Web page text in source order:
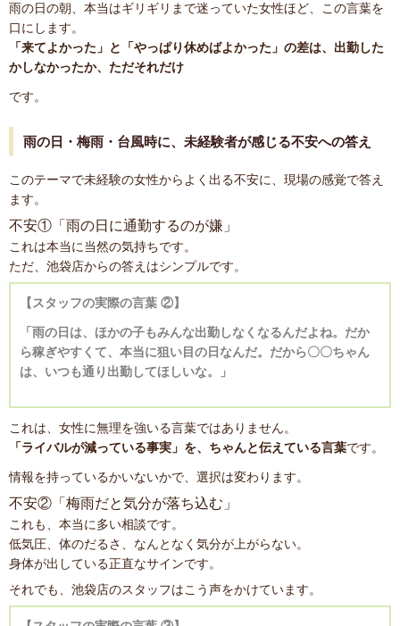
雨の日の朝、本当はギリギリまで迷っていた女性ほど、この言葉を
口にします。
「来てよかった」と「やっぱり休めばよかった」の差は、出勤した
かしなかったか、ただそれだけ
です。
雨の日・梅雨・台風時に、未経験者が感じる不安への答え
このテーマで未経験の女性からよく出る不安に、現場の感覚で答え
ます。
不安①「雨の日に通勤するのが嫌」
これは本当に当然の気持ちです。
ただ、池袋店からの答えはシンプルです。
【スタッフの実際の言葉 ②】
「雨の日は、ほかの子もみんな出勤しなくなるんだよね。だか
ら稼ぎやすくて、本当に狙い目の日なんだ。だから〇〇ちゃん
は、いつも通り出勤してほしいな。」
これは、女性に無理を強いる言葉ではありません。
「ライバルが減っている事実」を、ちゃんと伝えている言葉です。
情報を持っているかいないかで、選択は変わります。
不安②「梅雨だと気分が落ち込む」
これも、本当に多い相談です。
低気圧、体のだるさ、なんとなく気分が上がらない。
身体が出している正直なサインです。
それでも、池袋店のスタッフはこう声をかけています。